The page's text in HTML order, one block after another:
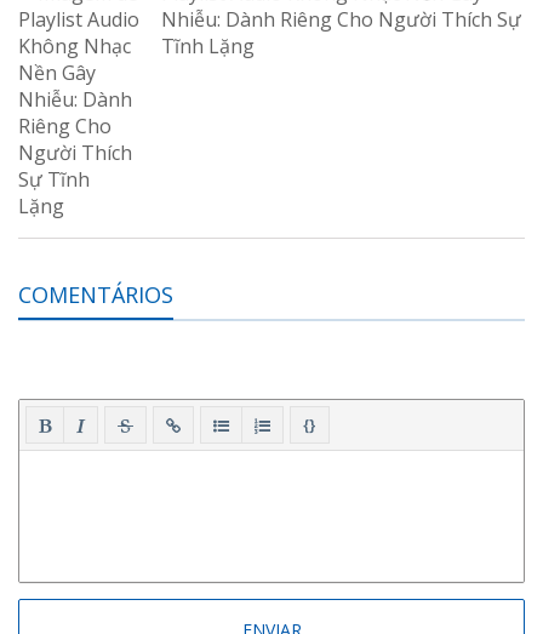
Nhiễu: Dành Riêng Cho Người Thích Sự
Tĩnh Lặng
COMENTÁRIOS
{}